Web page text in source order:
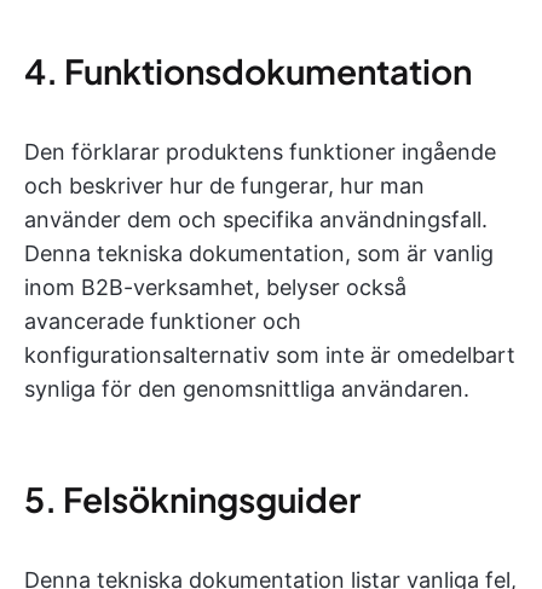
4. Funktionsdokumentation
Den förklarar produktens funktioner ingående
och beskriver hur de fungerar, hur man
använder dem och specifika användningsfall.
Denna tekniska dokumentation, som är vanlig
inom B2B-verksamhet, belyser också
avancerade funktioner och
konfigurationsalternativ som inte är omedelbart
synliga för den genomsnittliga användaren.
5. Felsökningsguider
Denna tekniska dokumentation listar vanliga fel,